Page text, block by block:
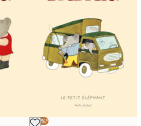
-40%*